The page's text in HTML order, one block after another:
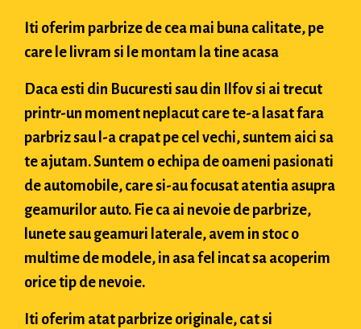
Iti oferim parbrize de cea mai buna calitate, pe
care le livram si le montam la tine acasa
Daca esti din Bucuresti sau din Ilfov si ai trecut
printr-un moment neplacut care te-a lasat fara
parbriz sau l-a crapat pe cel vechi, suntem aici sa
te ajutam. Suntem o echipa de oameni pasionati
de automobile, care si-au focusat atentia asupra
geamurilor auto. Fie ca ai nevoie de parbrize,
lunete sau geamuri laterale, avem in stoc o
multime de modele, in asa fel incat sa acoperim
orice tip de nevoie.
Iti oferim atat parbrize originale, cat si